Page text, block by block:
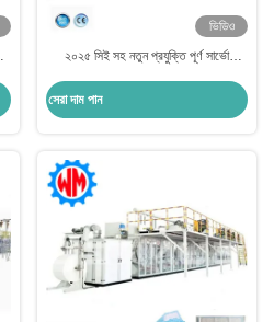
ভিডিও
২০২৫ সিই সহ নতুন প্রযুক্তি পূর্ণ সার্ভো
সেরা দাম পান